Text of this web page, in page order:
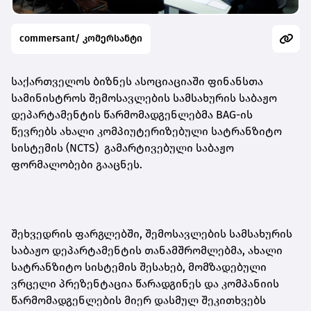
commersant/ კომერსანტი
საქართველოს ბიზნეს ასოციაციაში ფინანსთა
სამინისტროს შემოსავლების სამსახურის საბაჟო
დეპარტამენტის წარმომადგენლებმა BAG-ის
წევრებს ახალი კომპიუტერიზებული სატრანზიტო
სისტემის (NCTS) გამარტივებული საბაჟო
ფორმალობები გააცნეს.
შეხვედრის ფარგლებში, შემოსავლების სამსახურის
საბაჟო დეპარტამენტის თანამშრომლებმა, ახალი
სატრანზიტო სისტემის შესახებ, მომზადებული
ვრცელი პრეზენტაცია წარადგინეს და კომპანიის
წარმომადგენლების მიერ დასმულ შეკითხვებს